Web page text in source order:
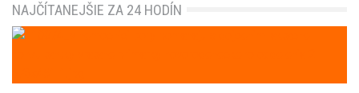
NAJČÍTANEJŠIE ZA 24 HODÍN